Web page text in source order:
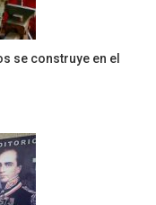
se construye en el